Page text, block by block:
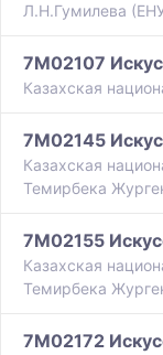
Л.Н.Гумилева
7M02107
Казахская
7M02145
Казахская
Темирбека
7M02155
Казахская
Темирбека
7M02172